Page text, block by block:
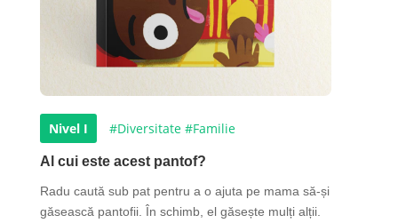
Nivel I #Diversitate #Familie
Al cui este acest pantof?
Radu caută sub pat pentru a o ajuta pe mama să-și
găsească pantofii. În schimb, el găsește mulți alții.